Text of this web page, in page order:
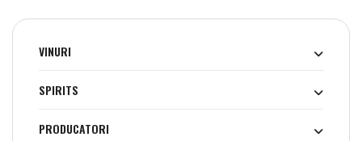
VINURI
SPIRITS
PRODUCATORI